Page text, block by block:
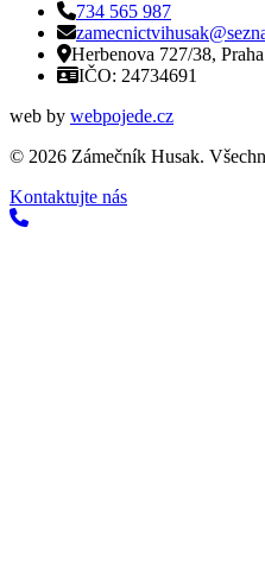
734 565 987
Herbenova 727/38,
IČO: 24734691
web by webpojede.cz
© 2026 Zámečník Husak.
Kontaktujte nás